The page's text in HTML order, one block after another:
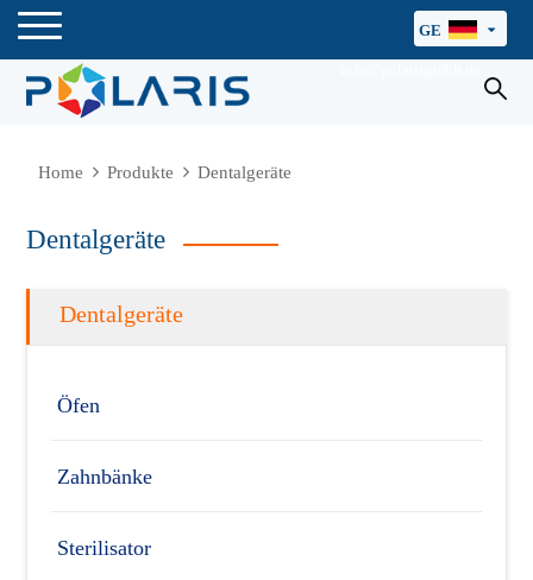
GE
Home Produkte Dentalgeräte
Dentalgeräte
Dentalgeräte
Öfen
Zahnbänke
Sterilisator